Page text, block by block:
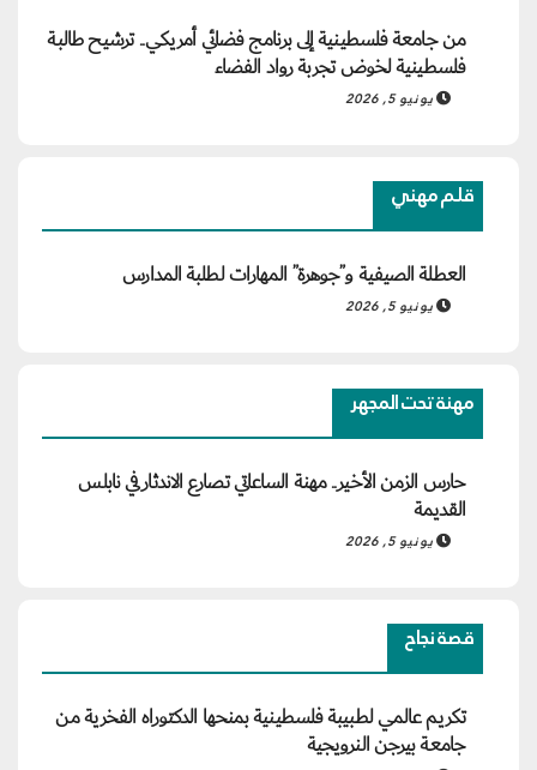
من جامعة فلسطينية إلى برنامج فضائي أمريكي.. ترشيح طالبة
فلسطينية لخوض تجربة رواد الفضاء
يونيو 5, 2026
قلم مهني
العطلة الصيفية و”جوهرة” المهارات لطلبة المدارس
يونيو 5, 2026
مهنة تحت المجهر
حارس الزمن الأخير.. مهنة الساعاتي تصارع الاندثار في نابلس
القديمة
يونيو 5, 2026
قصة نجاح
تكريم عالمي لطبيبة فلسطينية بمنحها الدكتوراه الفخرية من
جامعة بيرجن النرويجية